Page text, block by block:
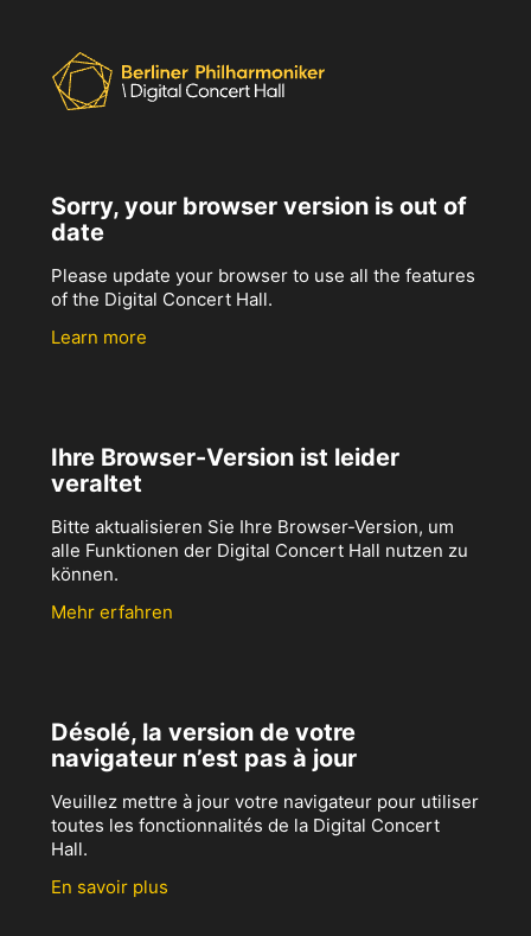
Sorry, your browser version is out of
date
Please update your browser to use all the features
of the Digital Concert Hall.
Learn more
Ihre Browser-Version ist leider
veraltet
Bitte aktualisieren Sie Ihre Browser-Version, um
alle Funktionen der Digital Concert Hall nutzen zu
können.
Mehr erfahren
Désolé, la version de votre
navigateur n’est pas à jour
Veuillez mettre à jour votre navigateur pour utiliser
toutes les fonctionnalités de la Digital Concert
Hall.
En savoir plus